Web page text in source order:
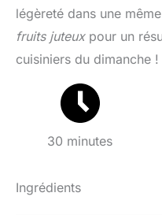
légèreté dans une
fruits juteuxpour un
cuisiniers du dimanche !
30 minutes
Ingrédients